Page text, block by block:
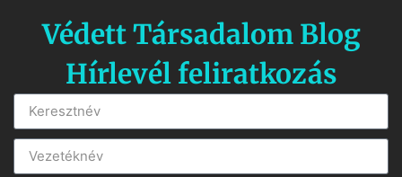
Védett Társadalom Blog
Hírlevél feliratkozás